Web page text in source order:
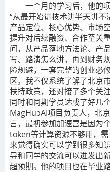
一个月的学习后，他的项
“从最开始讲技术讲半天讲
产品定位、核心优势、市场
提升对后续融资、合作至关
间，从产品落地方法论、产
写、路演怎么讲，再到财务
险规避，一套完整的创业必
区。我不仅系统了解了北京
扶持政策，还对接了多个关
同时和同期学员达成了好几
MagHubAI项目负责人，北
言，最初参加加速营是因为
token等计算资源不够用，
来觉得确实可以学到很多知
导和同学的交流可以迸发出
超预期。他的项目也在毕业